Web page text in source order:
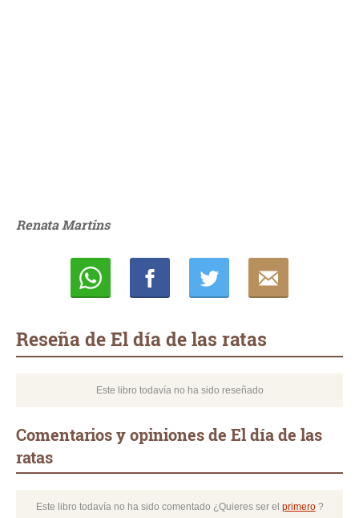
Renata Martins
Reseña de El día de las ratas
Este libro todavía no ha sido reseñado
Comentarios y opiniones de El día de las
ratas
Este libro todavía no ha sido comentado ¿Quieres ser el primero?